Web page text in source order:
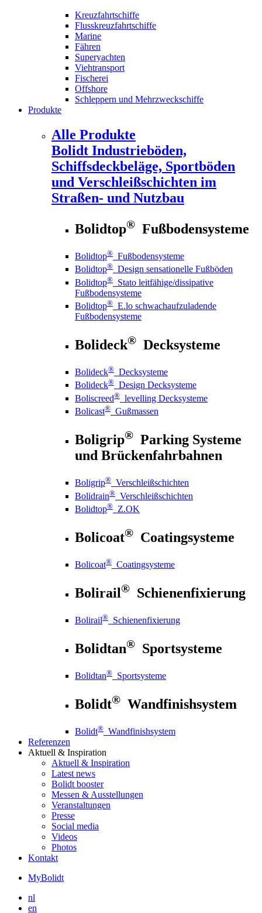
Kreuzfahrtschiffe
Flusskreuzfahrtschiffe
Marine
Fähren
Superyachten
Viehtransport
Fischerei
Offshore
Schleppern und Mehrzweckschiffe
Produkte
Alle Produkte
Bolidt Industrieböden,
Schiffsdeckbeläge, Sportböden
und Verschleißschichten im
Straßen- und Nutzbau
Bolidtop® Fußbodensysteme
Bolidtop® Fußbodensysteme
Bolidtop® Design sensationelle Fußböden
Bolidtop® Stato leitfähige/dissipative
Fußbodensysteme
Bolidtop® E.lo schwachaufzuladende
Fußbodensysteme
Bolideck® Decksysteme
Bolideck® Decksysteme
Bolideck® Design Decksysteme
Boliscreed® levelling Decksysteme
Bolicast® Gußmassen
Boligrip® Parking Systeme
und Brückenfahrbahnen
Boligrip® Verschleißschichten
Bolidrain® Verschleißschichten
Bolidtop® Z.OK
Bolicoat® Coatingsysteme
Bolicoat® Coatingsysteme
Bolirail® Schienenfixierung
Bolirail® Schienenfixierung
Bolidtan® Sportsysteme
Bolidtan® Sportsysteme
Bolidt® Wandfinishsystem
Bolidt® Wandfinishsystem
Referenzen
Aktuell & Inspiration
Aktuell & Inspiration
Latest news
Bolidt booster
Messen & Ausstellungen
Veranstaltungen
Presse
Social media
Videos
Photos
Kontakt
MyBolidt
nl
en